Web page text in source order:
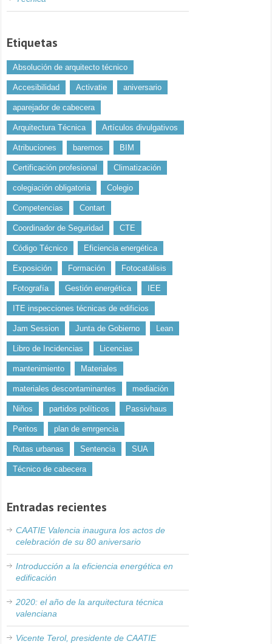
Etiquetas
Absolución de arquitecto técnico
Accesibilidad Activatie aniversario
aparejador de cabecera
Arquitectura Técnica Artículos divulgativos
Atribuciones baremos BIM
Certificación profesional Climatización
colegiación obligatoria Colegio
Competencias Contart
Coordinador de Seguridad CTE
Código Técnico Eficiencia energética
Exposición Formación Fotocatálisis
Fotografía Gestión energética IEE
ITE inspecciones técnicas de edificios
Jam Session Junta de Gobierno Lean
Libro de Incidencias Licencias
mantenimiento Materiales
materiales descontaminantes mediación
Niños partidos políticos Passivhaus
Peritos plan de emrgencia
Rutas urbanas Sentencia SUA
Técnico de cabecera
Entradas recientes
CAATIE Valencia inaugura los actos de
celebración de su 80 aniversario
Introducción a la eficiencia energética en
edificación
2020: el año de la arquitectura técnica
valenciana
Vicente Terol, presidente de CAATIE